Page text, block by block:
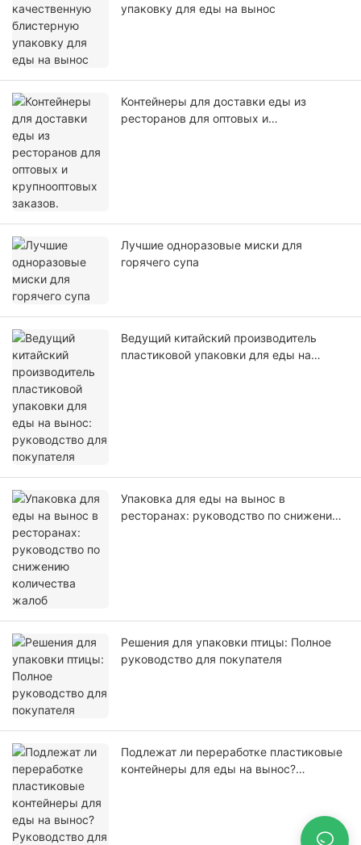
упаковку для еды на вынос
Контейнеры для доставки еды из
ресторанов для оптовых и
Лучшие одноразовые миски для
горячего супа
Ведущий китайский производитель
пластиковой упаковки для еды на
Упаковка для еды на вынос в
ресторанах: руководство по снижению
Решения для упаковки птицы: Полное
руководство для покупателя
Подлежат ли переработке пластиковые
контейнеры для еды на вынос?